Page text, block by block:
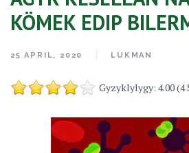
KÖMEK EDIP
25 APRIL, 2020 LUKMAN
Gyzyklylygy: 4.00 (4